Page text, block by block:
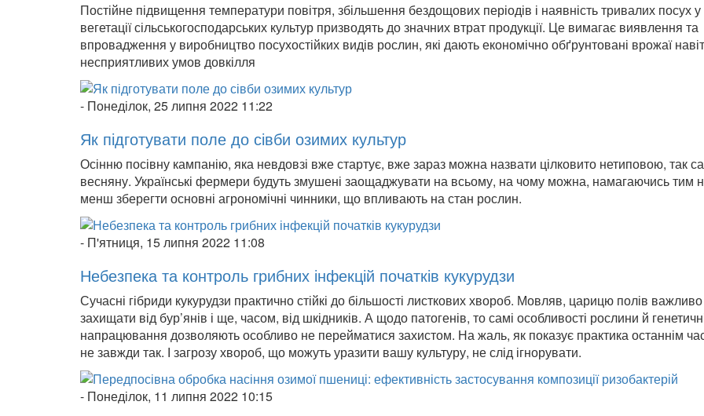
Постійне підвищення температури повітря, збільшення бездощових періодів і наявність тривалих посух у
вегетації сільськогосподарських культур призводять до значних втрат продукції. Це вимагає виявлення та
впровадження у виробництво посухостійких видів рослин, які дають економічно обґрунтовані врожаї
несприятливих умов довкілля
- Понеділок, 25 липня 2022 11:22
Як підготувати поле до сівби озимих культур
Осінню посівну кампанію, яка невдовзі вже стартує, вже зараз можна назвати цілковито нетиповою, так
весняну. Українські фермери будуть змушені заощаджувати на всьому, на чому можна, намагаючись тим
менш зберегти основні агрономічні чинники, що впливають на стан рослин.
- П'ятниця, 15 липня 2022 11:08
Небезпека та контроль грибних інфекцій початків кукурудзи
Сучасні гібриди кукурудзи практично стійкі до більшості листкових хвороб. Мовляв, царицю полів важливо
захищати від бур’янів і ще, часом, від шкідників. А щодо патогенів, то самі особливості рослини й
напрацювання дозволяють особливо не перейматися захистом. На жаль, як показує практика останнім
не завжди так. І загрозу хвороб, що можуть уразити вашу культуру, не слід ігнорувати.
- Понеділок, 11 липня 2022 10:15